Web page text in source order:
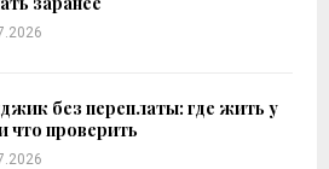
без переплаты: где жить у
что проверить